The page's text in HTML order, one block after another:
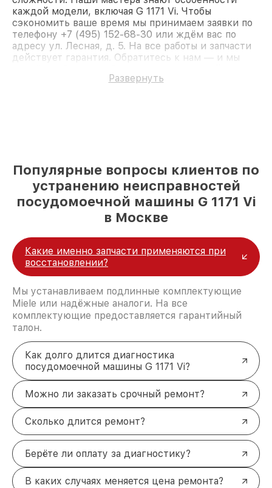
каждой модели, включая G 1171 Vi. Чтобы
сэкономить ваше время мы принимаем заявки по
телефону +7 (495) 152-68-30 или ждём вас по
адресу ул. Лесная, д. 5. На все работы и запчасти
действует гарантия. Обратитесь к нам — и мы
Развернуть
Популярные вопросы клиентов по
устранению неисправностей
посудомоечной машины G 1171 Vi
в Москве
Какие именно запчасти применяются при
восстановлении?
Мы устанавливаем подлинные комплектующие
Miele или надёжные аналоги. На все
комплектующие предоставляется гарантийный
талон.
Как долго длится диагностика
посудомоечной машины G 1171 Vi?
Можно ли заказать срочный ремонт?
Сколько длится ремонт?
Берёте ли оплату за диагностику?
В каких случаях меняется цена ремонта?